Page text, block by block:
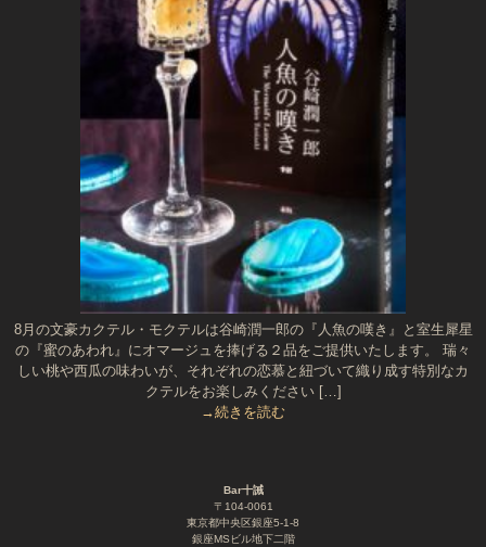
8月の文豪カクテル・モクテルは谷崎潤一郎の『人魚の嘆き』と室生犀星
の『蜜のあわれ』にオマージュを捧げる２品をご提供いたします。 瑞々
しい桃や西瓜の味わいが、それぞれの恋慕と紐づいて織り成す特別なカ
クテルをお楽しみください […]
→続きを読む
Bar十誡
〒104-0061
東京都中央区銀座5-1-8
銀座MSビル地下二階